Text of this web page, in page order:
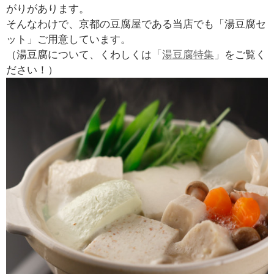
がりがあります。
そんなわけで、京都の豆腐屋である当店でも「湯豆腐セ
ット」ご用意しています。
（湯豆腐について、くわしくは「 湯豆腐特集 」をご覧く
ださい！）